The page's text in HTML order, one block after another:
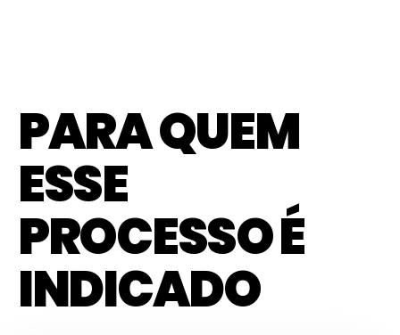
PARA QUEM
ESSE
PROCESSO É
INDICADO